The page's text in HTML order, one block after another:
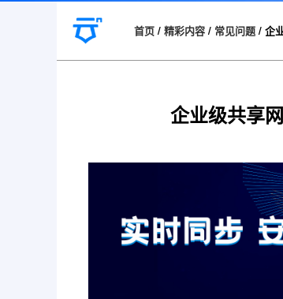
首页 / 精彩内容 / 常见问题 / 企
企业级共享